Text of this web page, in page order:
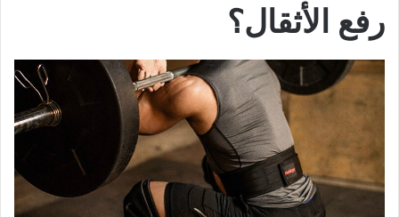
رفع الأثقال؟